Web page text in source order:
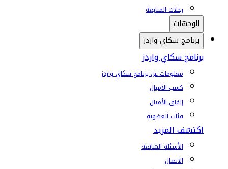
رحلات المتابعة
الوجهات
برنامج سكاي واردز
برنامج سكاي واردز
معلومات عن برنامج سكاي واردز
كسب الأميال
إنفاق الأميال
فئات العضوية
اكتشف المزيد
الأسئلة الشائعة
الاتصال